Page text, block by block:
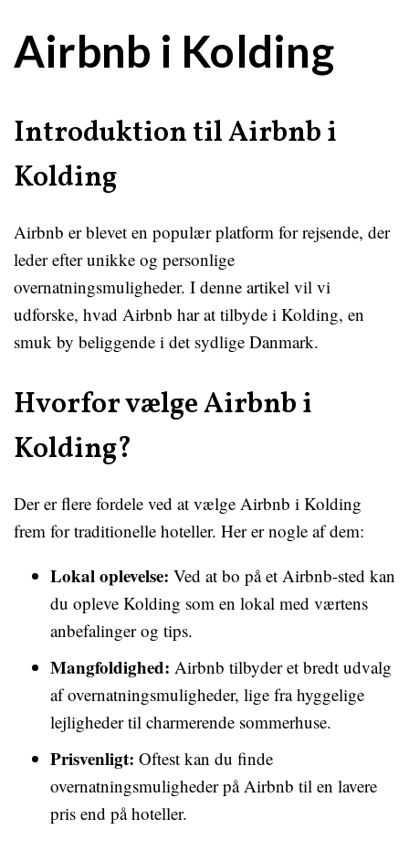
Airbnb i Kolding
Introduktion til Airbnb i
Kolding
Airbnb er blevet en populær platform for rejsende, der
leder efter unikke og personlige
overnatningsmuligheder. I denne artikel vil vi
udforske, hvad Airbnb har at tilbyde i Kolding, en
smuk by beliggende i det sydlige Danmark.
Hvorfor vælge Airbnb i
Kolding?
Der er flere fordele ved at vælge Airbnb i Kolding
frem for traditionelle hoteller. Her er nogle af dem:
Lokal oplevelse: Ved at bo på et Airbnb-sted kan
du opleve Kolding som en lokal med værtens
anbefalinger og tips.
Mangfoldighed: Airbnb tilbyder et bredt udvalg
af overnatningsmuligheder, lige fra hyggelige
lejligheder til charmerende sommerhuse.
Prisvenligt: Oftest kan du finde
overnatningsmuligheder på Airbnb til en lavere
pris end på hoteller.